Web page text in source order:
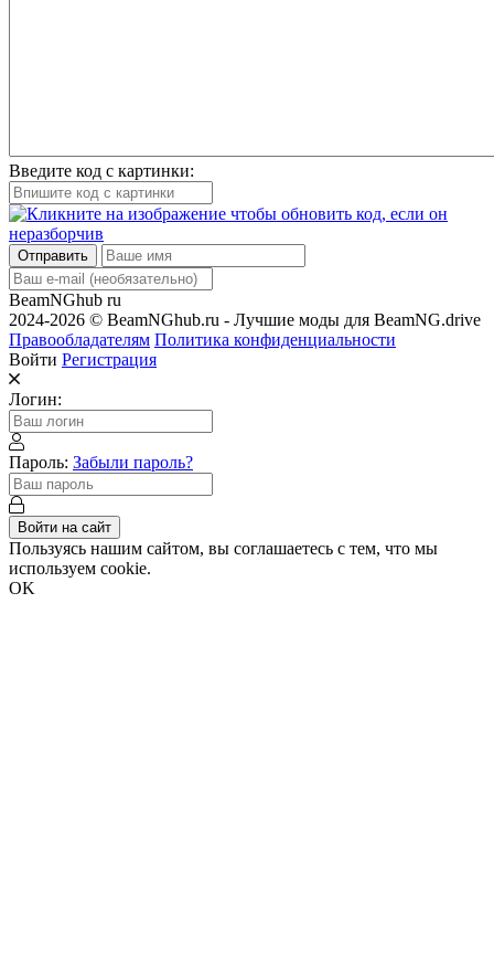
Введите код с картинки:
Отправить
BeamNGhub ru
2024-2026 © BeamNGhub.ru - Лучшие моды для BeamNG.drive
Правообладателям Политика конфиденциальности
Войти Регистрация
Логин:
Пароль: Забыли пароль?
Войти на сайт
Пользуясь нашим сайтом, вы соглашаетесь с тем, что мы
используем cookie.
OK